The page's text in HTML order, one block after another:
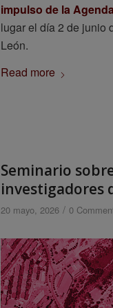
impulso de la
lugar el día 2 de junio
León.
Read more
Seminario
investigadores
20 mayo, 2026 / 0